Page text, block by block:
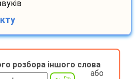
розбора іншого слова
або